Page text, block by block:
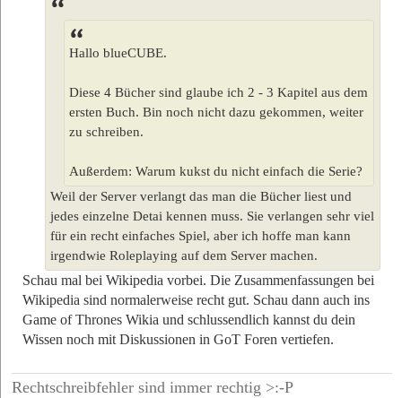
Hallo blueCUBE.
Diese 4 Bücher sind glaube ich 2 - 3 Kapitel aus dem
ersten Buch. Bin noch nicht dazu gekommen, weiter
zu schreiben.
Außerdem: Warum kukst du nicht einfach die Serie?
Weil der Server verlangt das man die Bücher liest und
jedes einzelne Detai kennen muss. Sie verlangen sehr viel
für ein recht einfaches Spiel, aber ich hoffe man kann
irgendwie Roleplaying auf dem Server machen.
Schau mal bei Wikipedia vorbei. Die Zusammenfassungen bei
Wikipedia sind normalerweise recht gut. Schau dann auch ins
Game of Thrones Wikia und schlussendlich kannst du dein
Wissen noch mit Diskussionen in GoT Foren vertiefen.
Rechtschreibfehler sind immer rechtig >:-P